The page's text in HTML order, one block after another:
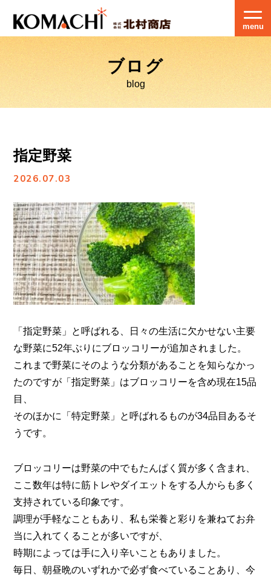
menu
ブログ
blog
指定野菜
2026.07.03
「指定野菜」と呼ばれる、日々の生活に欠かせない主要
な野菜に52年ぶりにブロッコリーが追加されました。
これまで野菜にそのような分類があることを知らなかっ
たのですが「指定野菜」はブロッコリーを含め現在15品
目、
そのほかに「特定野菜」と呼ばれるものが34品目あるそ
うです。
ブロッコリーは野菜の中でもたんぱく質が多く含まれ、
ここ数年は特に筋トレやダイエットをする人からも多く
支持されている印象です。
調理が手軽なこともあり、私も栄養と彩りを兼ねてお弁
当に入れてくることが多いですが、
時期によっては手に入り辛いこともありました。
毎日、朝昼晩のいずれかで必ず食べていることあり、今